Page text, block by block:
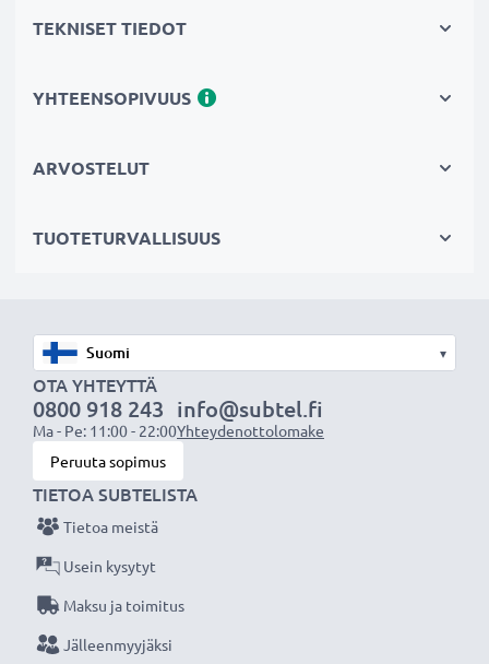
✔ 100% yhteensopiva Canon kameraan
✔ Sopii objektiiveihin: zoomobjektiivi, teleobjektiivi,
ja iskuilta
✔ Vastavalosuoja muotokuva- ja teleobjektiiveille
✔ Voidaan yhdistää linssisuojukseen, objektiivin
suojukseen tai suotimiin
✔ Muotoiltu bajonetti-vastavalosuoja
bajonettikiinnityksellä, sopii vain tiettyihin
objektiiveihin
Tekniset tiedot:
Materiaali: Muovi
Muoto:pyöreä
TEKNISET TIEDOT
YHTEENSOPIVUUS
ARVOSTELUT
TUOTETURVALLISUUS
▾
OTA YHTEYTTÄ
0800 918 243
Ma - Pe: 11:00 - 22:00
info@subtel.fi
Yhteydenottolomake
Peruuta sopimus
TIETOA SUBTELISTA
Tietoa meistä
Usein kysytyt
Maksu ja toimitus
Jälleenmyyjäksi